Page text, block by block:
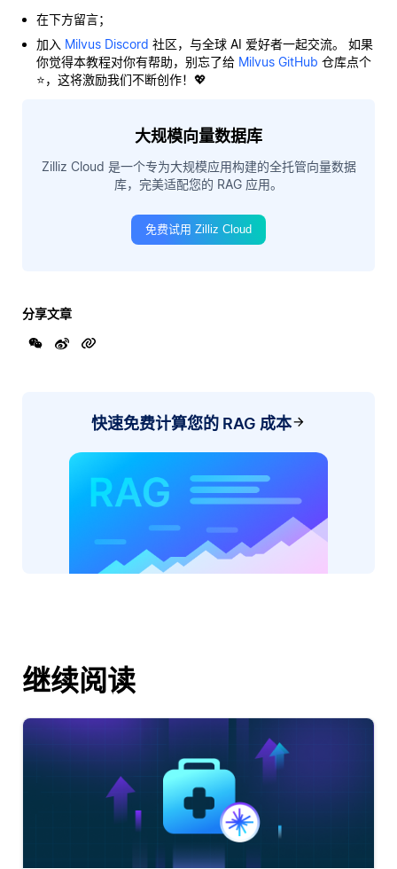
在下方留言；
加入 Milvus Discord 社区，与全球 AI 爱好者一起交流。 如果
你觉得本教程对你有帮助，别忘了给 Milvus GitHub 仓库点个
⭐，这将激励我们不断创作！💖
大规模向量数据库
Zilliz Cloud 是一个专为大规模应用构建的全托管向量数据
库，完美适配您的 RAG 应用。
免费试用 Zilliz Cloud
分享文章
快速免费计算您的 RAG 成本
继续阅读